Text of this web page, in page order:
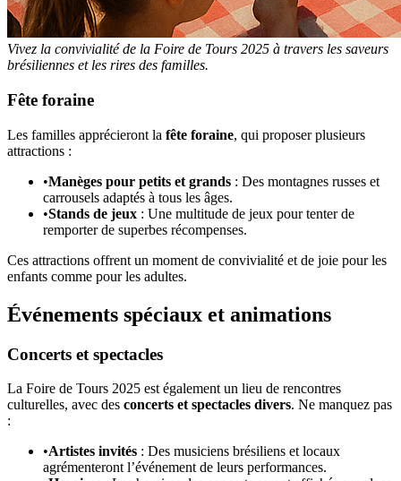
Vivez la convivialité de la Foire de Tours 2025 à travers les saveurs
brésiliennes et les rires des familles.
Fête foraine
Les familles apprécieront la fête foraine, qui proposer plusieurs
attractions :
•Manèges pour petits et grands : Des montagnes russes et
carrousels adaptés à tous les âges.
•Stands de jeux : Une multitude de jeux pour tenter de
remporter de superbes récompenses.
Ces attractions offrent un moment de convivialité et de joie pour les
enfants comme pour les adultes.
Événements spéciaux et animations
Concerts et spectacles
La Foire de Tours 2025 est également un lieu de rencontres
culturelles, avec des concerts et spectacles divers. Ne manquez pas
:
•Artistes invités : Des musiciens brésiliens et locaux
agrémenteront l’événement de leurs performances.